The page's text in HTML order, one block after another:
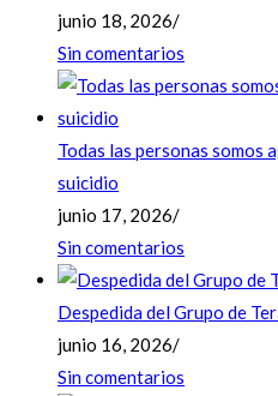
junio 18, 2026/
Sin comentarios
Todas las personas somos
suicidio
junio 17, 2026/
Sin comentarios
Despedida del Grupo de
junio 16, 2026/
Sin comentarios